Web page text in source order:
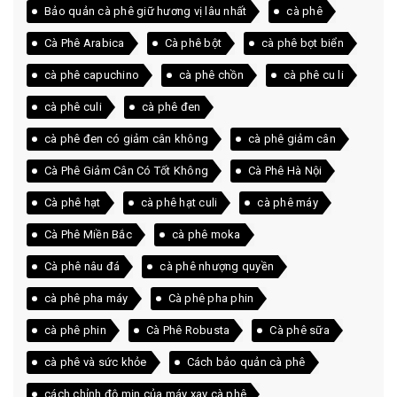
Bảo quản cà phê giữ hương vị lâu nhất cà phê
Cà Phê Arabica Cà phê bột cà phê bọt biển
cà phê capuchino cà phê chồn cà phê cu li
cà phê culi cà phê đen
cà phê đen có giảm cân không cà phê giảm cân
Cà Phê Giảm Cân Có Tốt Không Cà Phê Hà Nội
Cà phê hạt cà phê hạt culi cà phê máy
Cà Phê Miền Bắc cà phê moka
Cà phê nâu đá cà phê nhượng quyền
cà phê pha máy Cà phê pha phin
cà phê phin Cà Phê Robusta Cà phê sữa
cà phê và sức khỏe Cách bảo quản cà phê
cách chỉnh độ mịn của máy xay cà phê